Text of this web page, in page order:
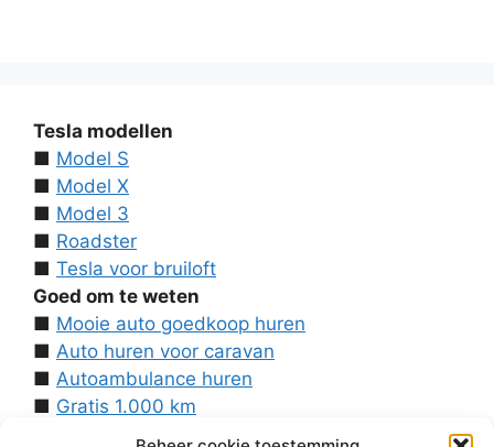
Tesla modellen
■ Model S
■ Model X
■ Model 3
■ Roadster
■ Tesla voor bruiloft
Goed om te weten
■ Mooie auto goedkoop huren
■ Auto huren voor caravan
■ Autoambulance huren
■ Gratis 1.000 km